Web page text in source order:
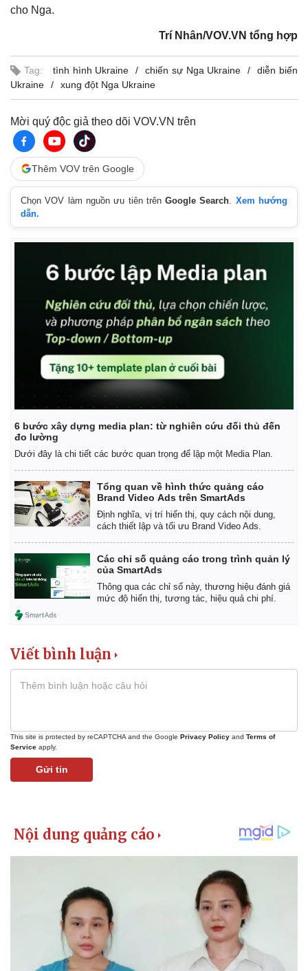
Pháp luật
Vụ án
Tư vấn luật
Quân sự - Quốc phòng
cho Nga.
Trí Nhân/VOV.VN tổng hợp
Tag: tình hình Ukraine chiến sự Nga Ukraine
diễn biến
Ukraine
xung đột Nga Ukraine
Mời quý độc giả theo dõi VOV.VN trên
Thêm VOV trên Google
Chọn VOV làm nguồn ưu tiên trênGoogle Search
Xem hướng
dẫn.
6 bước xây dựng media plan: từ nghiên cứu đối thủ đến
đo lường
Dưới đây là chi tiết các bước quan trọng để lập một Media Plan.
Tổng quan về hình thức quảng cáo
Brand Video Ads trên SmartAds
Định nghĩa, vị trí hiển thị, quy cách nội dung,
cách thiết lập và tối ưu Brand Video Ads.
Các chỉ số quảng cáo trong trình quản lý
của SmartAds
Thông qua các chỉ số này, thương hiệu đánh giá
mức độ hiển thị, tương tác, hiệu quả chi phí.
Viết bình luận
This site is protected by reCAPTCHA and the Google Privacy Policy and Terms of
Service apply.
Gửi tin